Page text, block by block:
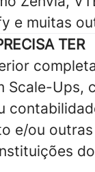
e muitas
TER
Scale-Ups,
e/ou outras
do